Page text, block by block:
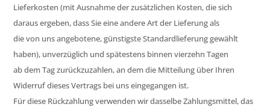
Lieferkosten (mit Ausnahme der zusätzlichen Kosten, die sich
daraus ergeben, dass Sie eine andere Art der Lieferung als
die von uns angebotene, günstigste Standardlieferung gewählt
haben), unverzüglich und spätestens binnen vierzehn Tagen
ab dem Tag zurückzuzahlen, an dem die Mitteilung über Ihren
Widerruf dieses Vertrags bei uns eingegangen ist.
Für diese Rückzahlung verwenden wir dasselbe Zahlungsmittel, das